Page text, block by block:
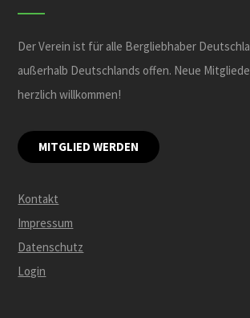
Der Verein ist für alle Bergliebhaber
außerhalb Deutschlands offen. Neue
herzlich willkommen!
MITGLIED WERDEN
Kontakt
Impressum
Datenschutz
Login